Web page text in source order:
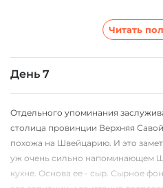
Посещение сырной фабрики,
Классный треккинг Бофортен,
заброшенный и неосвещенный
Купания в озере Анси, уличный
Читать
День 7
Отдельного упоминания
столица провинции Верхняя
похожа на Швейцарию. И это
уж очень сильно напоминающем
кухне. Основа ее - сыр. Сырное